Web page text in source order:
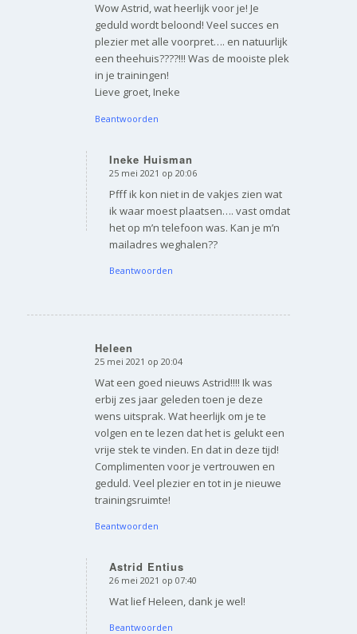
Wow Astrid, wat heerlijk voor je! Je
geduld wordt beloond! Veel succes en
plezier met alle voorpret…. en natuurlijk
een theehuis????!!! Was de mooiste plek
in je trainingen!
Lieve groet, Ineke
Beantwoorden
Ineke Huisman
zegt:
25 mei 2021 op 20:06
Pfff ik kon niet in de vakjes zien wat
ik waar moest plaatsen…. vast omdat
het op m’n telefoon was. Kan je m’n
mailadres weghalen??
Beantwoorden
Heleen
zegt:
25 mei 2021 op 20:04
Wat een goed nieuws Astrid!!!! Ik was
erbij zes jaar geleden toen je deze
wens uitsprak. Wat heerlijk om je te
volgen en te lezen dat het is gelukt een
vrije stek te vinden. En dat in deze tijd!
Complimenten voor je vertrouwen en
geduld. Veel plezier en tot in je nieuwe
trainingsruimte!
Beantwoorden
Astrid Entius
zegt:
26 mei 2021 op 07:40
Wat lief Heleen, dank je wel!
Beantwoorden